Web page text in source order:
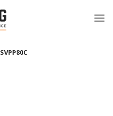
SVPP80C